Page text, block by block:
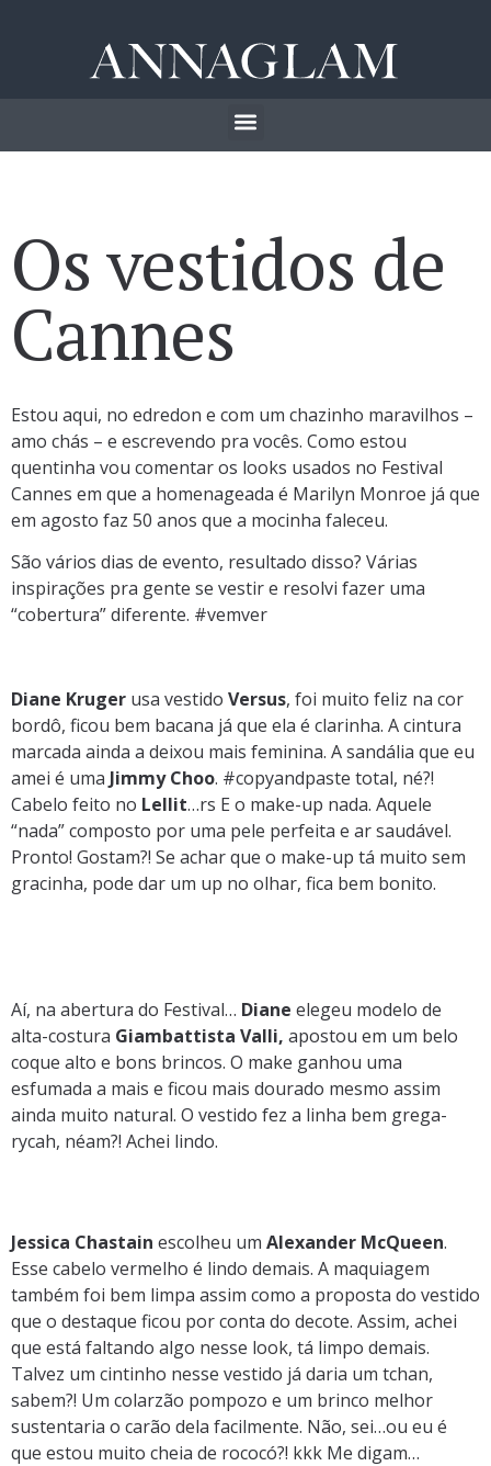
Os vestidos de
Cannes
Estou aqui, no edredon e com um chazinho maravilhos –
amo chás – e escrevendo pra vocês. Como estou
quentinha vou comentar os looks usados no Festival
Cannes em que a homenageada é Marilyn Monroe já que
em agosto faz 50 anos que a mocinha faleceu.
São vários dias de evento, resultado disso? Várias
inspirações pra gente se vestir e resolvi fazer uma
“cobertura” diferente. #vemver
Diane Kruger usa vestido Versus, foi muito feliz na cor
bordô, ficou bem bacana já que ela é clarinha. A cintura
marcada ainda a deixou mais feminina. A sandália que eu
amei é uma Jimmy Choo. #copyandpaste total, né?!
Cabelo feito no Lellit…rs E o make-up nada. Aquele
“nada” composto por uma pele perfeita e ar saudável.
Pronto! Gostam?! Se achar que o make-up tá muito sem
gracinha, pode dar um up no olhar, fica bem bonito.
Aí, na abertura do Festival… Diane elegeu modelo de
alta-costura Giambattista Valli, apostou em um belo
coque alto e bons brincos. O make ganhou uma
esfumada a mais e ficou mais dourado mesmo assim
ainda muito natural. O vestido fez a linha bem grega-
rycah, néam?! Achei lindo.
Jessica Chastain escolheu um Alexander McQueen.
Esse cabelo vermelho é lindo demais. A maquiagem
também foi bem limpa assim como a proposta do vestido
que o destaque ficou por conta do decote. Assim, achei
que está faltando algo nesse look, tá limpo demais.
Talvez um cintinho nesse vestido já daria um tchan,
sabem?! Um colarzão pompozo e um brinco melhor
sustentaria o carão dela facilmente. Não, sei…ou eu é
que estou muito cheia de rococó?! kkk Me digam…